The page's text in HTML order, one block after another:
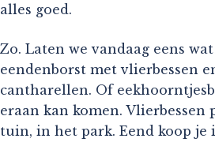
alles goed.
Zo. Laten we vandaag eens
eendenborst met vlierbessen
cantharellen. Of
eraan kan komen. Vlierbessen
tuin, in het park. Eend koop je